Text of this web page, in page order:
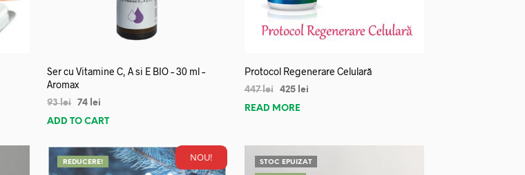
Ser cu Vitamine C, A si E BIO – 30 ml –
Aromax
93lei 74 lei
ADD TO CART
Protocol Regenerare Celulară
447lei 425 lei
READ MORE
NOU!
REDUCERE! STOC EPUIZAT